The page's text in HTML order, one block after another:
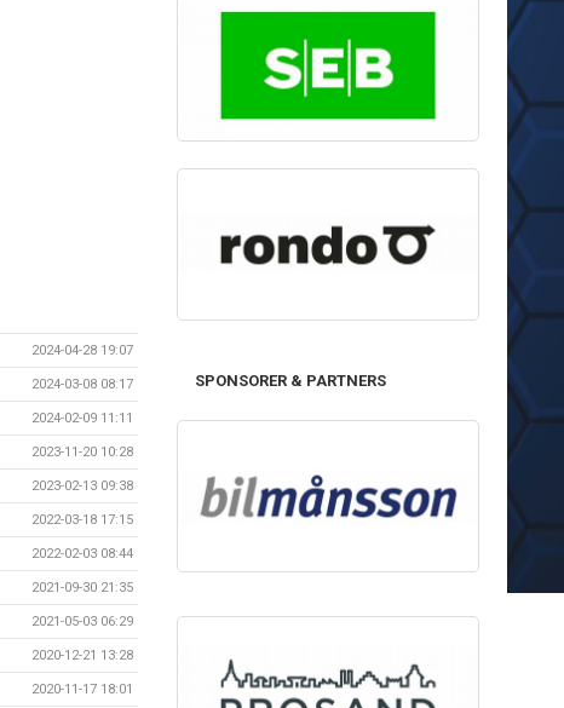
2024-04-28 19:07
2024-03-08 08:17
2024-02-09 11:11
2023-11-20 10:28
2023-02-13 09:38
2022-03-18 17:15
2022-02-03 08:44
2021-09-30 21:35
2021-05-03 06:29
2020-12-21 13:28
2020-11-17 18:01
SPONSORER & PARTNERS